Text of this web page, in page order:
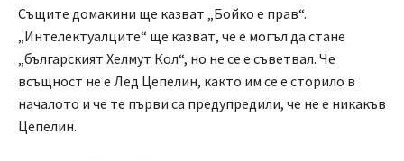
Същите домакини ще казват „Бойко е прав“.
„Интелектуалците“ ще казват, че е могъл да стане
„българският Хелмут Кол“, но не се е съветвал. Че
всъщност не е Лед Цепелин, както им се е сторило в
началото и че те първи са предупредили, че не е никакъв
Цепелин.